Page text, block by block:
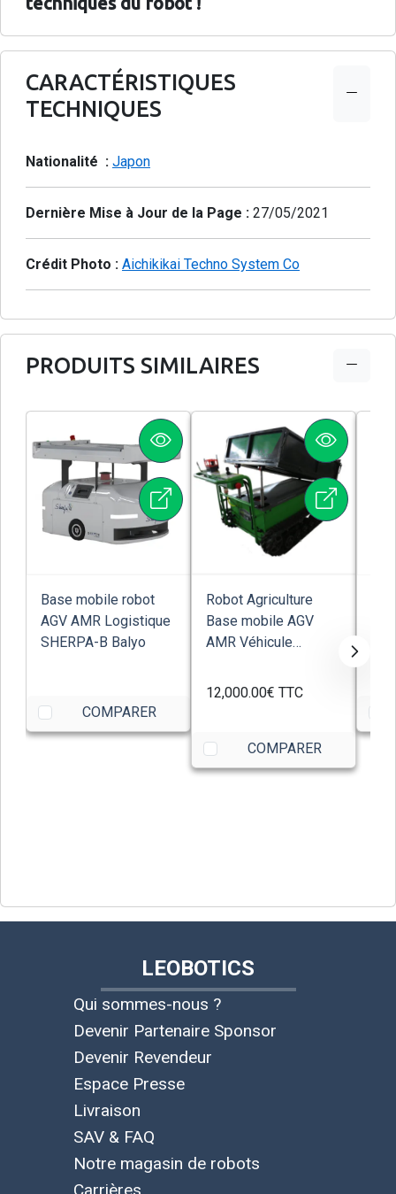
CARACTÉRISTIQUES
TECHNIQUES
Nationalité : Japon
Dernière Mise à Jour de la Page : 27/05/2021
Crédit Photo : Aichikikai Techno System Co
PRODUITS SIMILAIRES
Base mobile robot
AGV AMR Logistique
SHERPA-B Balyo
COMPARER
Robot Agriculture
Base mobile AGV
AMR Véhicule
12,000.00€ TTC
COMPARER
LEOBOTICS
Qui sommes-nous ?
Devenir Partenaire Sponsor
Devenir Revendeur
Espace Presse
Livraison
SAV & FAQ
Notre magasin de robots
Carrières